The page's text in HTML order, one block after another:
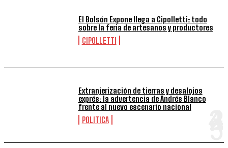
El Bolsón Expone llega a Cipolletti: todo
sobre la feria de artesanos y productores
CIPOLLETTI
Extranjerización de tierras y desalojos
exprés: la advertencia de Andrés Blanco
frente al nuevo escenario nacional
POLITICA